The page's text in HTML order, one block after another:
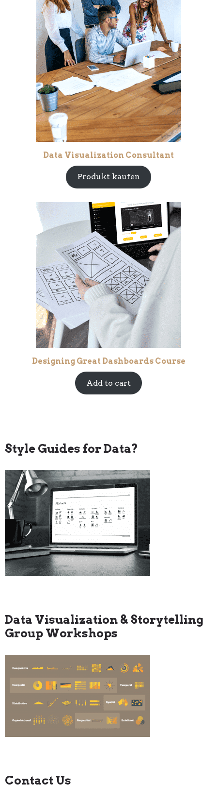
Data Visualization Consultant
Produkt kaufen
Designing Great Dashboards Course
Add to cart
Style Guides for Data?
Data Visualization & Storytelling
Group Workshops
Contact Us